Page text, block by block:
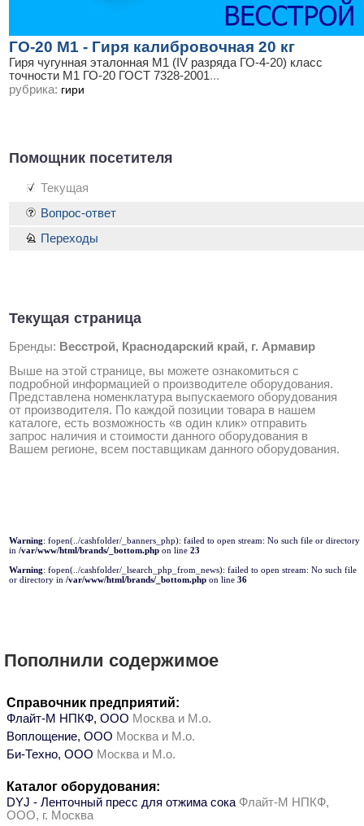
ГО-20 М1 - Гиря калибровочная 20 кг
Гиря чугунная эталонная М1 (IV разряда ГО-4-20) класс
точности М1 ГО-20 ГОСТ 7328-2001...
рубрика: гири
Помощник посетителя
Текущая
Текущая страница
Бренды: Весстрой, Краснодарский край, г. Армавир
Выше на этой странице, вы можете ознакомиться с
подробной информацией о производителе оборудования.
Представлена номенклатура выпускаемого оборудования
от производителя. По каждой позиции товара в нашем
каталоге, есть возможность «в один клик» отправить
запрос наличия и стоимости данного оборудования в
Вашем регионе, всем поставщикам данного оборудования.
Вопрос-ответ
Переходы
Warning: fopen(../cashfolder/_banners_php): failed to open stream: No such file or directory
in /var/www/html/brands/_bottom.php on line 23
Warning: fopen(../cashfolder/_lsearch_php_from_news): failed to open stream: No such file
or directory in /var/www/html/brands/_bottom.php on line 36
Пополнили содержимое
Справочник предприятий:
Флайт-М НПКФ, ООО Москва и М.о.
Воплощение, ООО Москва и М.о.
Би-Техно, ООО Москва и М.о.
Каталог оборудования:
DYJ - Ленточный пресс для отжима сока Флайт-М НПКФ,
ООО, г. Москва